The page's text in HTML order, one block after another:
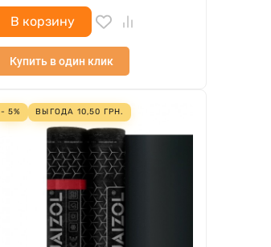
В корзину
Купить в один клик
- 5% ВЫГОДА 10,50 ГРН.